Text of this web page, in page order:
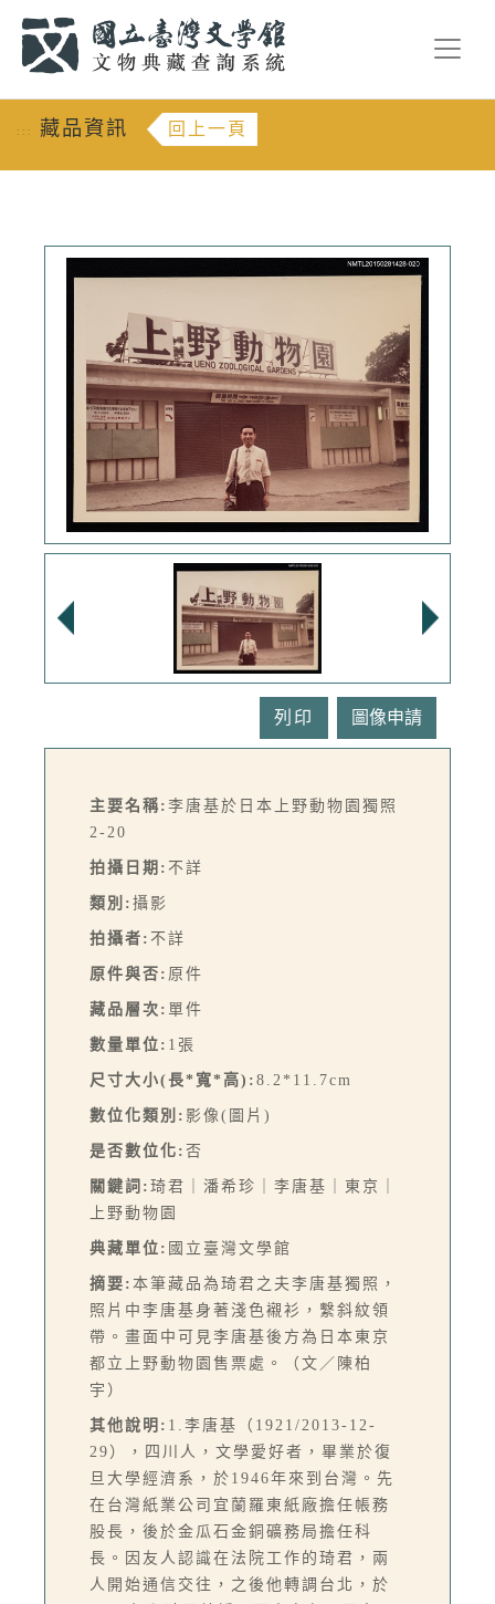
::: 藏品資訊 回上一頁
列印
主要名稱: 李唐基於日本上野動物園獨照
2-20
拍攝日期: 不詳
類別: 攝影
拍攝者: 不詳
原件與否: 原件
藏品層次: 單件
數量單位: 1張
尺寸大小(長*寬*高): 8.2*11.7cm
數位化類別: 影像(圖片)
是否數位化: 否
關鍵詞: 琦君｜潘希珍｜李唐基｜東京｜
上野動物園
典藏單位: 國立臺灣文學館
摘要: 本筆藏品為琦君之夫李唐基獨照，
照片中李唐基身著淺色襯衫，繫斜紋領
帶。畫面中可見李唐基後方為日本東京
都立上野動物園售票處。（文／陳柏
宇）
其他說明: 1.李唐基（1921/2013-12-
29），四川人，文學愛好者，畢業於復
旦大學經濟系，於1946年來到台灣。先
在台灣紙業公司宜蘭羅東紙廠擔任帳務
股長，後於金瓜石金銅礦務局擔任科
長。因友人認識在法院工作的琦君，兩
人開始通信交往，之後他轉調台北，於